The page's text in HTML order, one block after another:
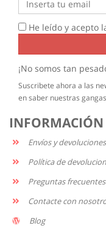
He leído y acepto
¡No somos tan
Suscribete ahora a las
en saber nuestras
INFORMACIÓN
Envíos y devoluciones
Política de
Preguntas frecuentes
Contacte con
Blog